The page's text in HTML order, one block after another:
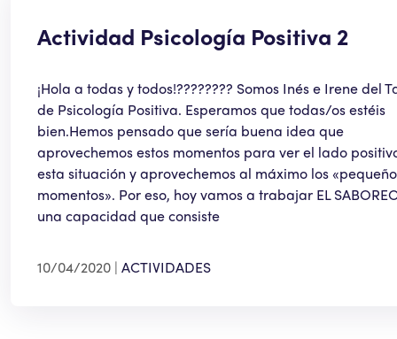
Actividad Psicología Positiva 2
¡Hola a todas y todos!???????? Somos Inés e Irene del
de Psicología Positiva. Esperamos que todas/os estéis
bien.Hemos pensado que sería buena idea que
aprovechemos estos momentos para ver el lado
esta situación y aprovechemos al máximo los
momentos». Por eso, hoy vamos a trabajar EL
una capacidad que consiste
10/04/2020 ACTIVIDADES